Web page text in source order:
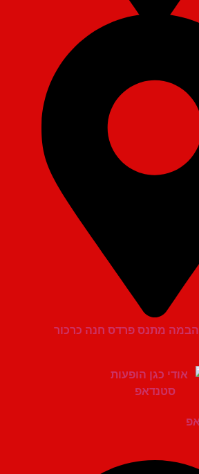
פרדס חנה כרכור